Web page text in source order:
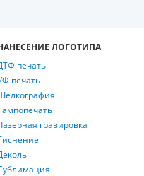
ЛОГОТИПА
печать
печать
гравировка